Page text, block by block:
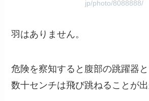
jp/photo/8088888/
羽はありません。
危険を察知すると腹部の跳躍器
数十センチは飛び跳ねることが出